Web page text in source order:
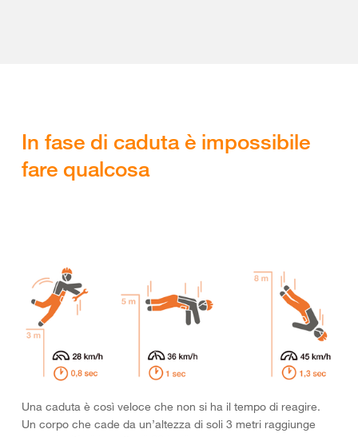
In fase di caduta è impossibile
fare qualcosa
Una caduta è così veloce che non si ha il tempo di reagire.
Un corpo che cade da un’altezza di soli 3 metri raggiunge